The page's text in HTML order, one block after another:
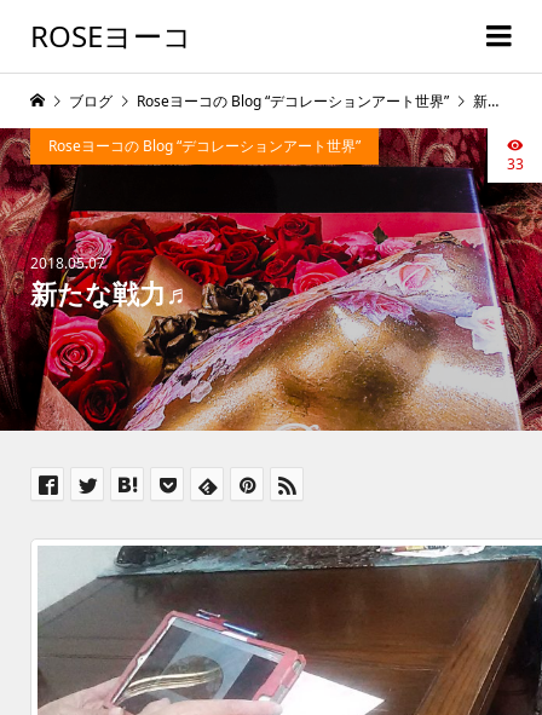
ROSEヨーコ
2018.05.07
新たな戦力♬
Roseヨーコの Blog “デコレーションアート世界”
33
ブログ Roseヨーコの Blog “デコレーションアート世界” 新たな戦力♬